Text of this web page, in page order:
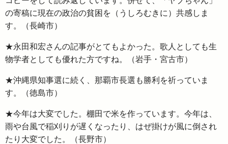
の寄稿に現在の政治の貧困を（うしろむきに）共感しま
す。（長崎市）
★永田和宏さんの記事がとてもよかった。歌人としても生
物学者としても優れた方ですね。（岩手・宮古市）
★沖縄県知事選に続く、那覇市長選も勝利を祈っていま
す。（徳島市）
★今年は大変でした。棚田で米を作っています。今年は、
雨や台風で稲刈りが遅くなったり、はぜ掛けが風に倒され
たり大変でした。（長野市）